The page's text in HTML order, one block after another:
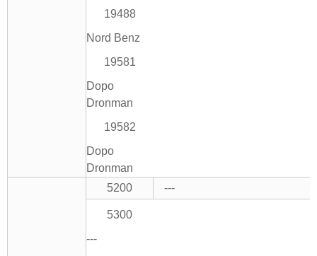
19488
Nord Benz
19581
Dopo
Dronman
19582
Dopo
Dronman
5200 ---
5300
---